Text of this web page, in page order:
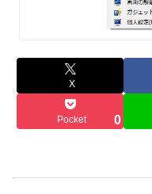
X
Pocket 0